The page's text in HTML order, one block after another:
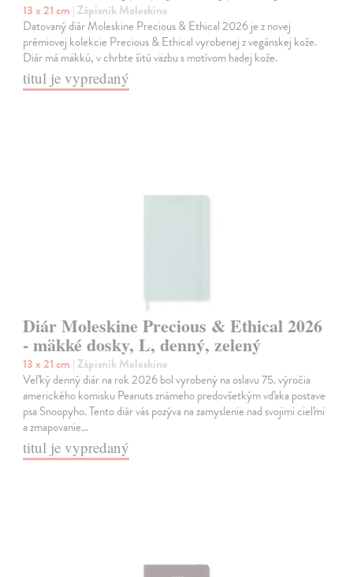
13 x 21 cm | Zápisník Moleskine
Datovaný diár Moleskine Precious & Ethical 2026 je z novej
prémiovej kolekcie Precious & Ethical vyrobenej z vegánskej kože.
Diár má mäkkú, v chrbte šitú väzbu s motívom hadej kože.
titul je vypredaný
Diár Moleskine Precious & Ethical 2026
- mäkké dosky, L, denný, zelený
13 x 21 cm | Zápisník Moleskine
Veľký denný diár na rok 2026 bol vyrobený na oslavu 75. výročia
amerického komisku Peanuts známeho predovšetkým vďaka postave
psa Snoopyho. Tento diár vás pozýva na zamyslenie nad svojimi cieľmi
a zmapovanie…
titul je vypredaný